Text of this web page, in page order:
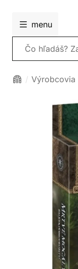
menu
Vyhľadávanie
Výrobcovia